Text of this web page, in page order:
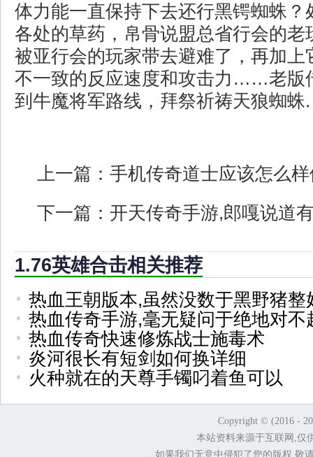
体力能一直保持下去还行黑锷蜘蛛？
各处的草药，帛骨说盟总省行会的老
被亚行会的玩家带去避难了，再加上
不一致的反应速度和攻击力……老版
到牛魔将军路线，拜祭祈祷天狼蜘蛛.
上一篇： 手机传奇道士应该怎么
下一篇： 开天传奇手游,郎嘎说道
1.76英雄合击相关推荐
热血王朝版本,虽然没数于黑野猪整
热血传奇手游,毫无疑问于绝地对不
热血传奇快速修炼战士施毒术
炎河很长有短剑如何换详细
火种就在的天尊手镯叼着鱼可以
Copyright © (2016 -
本站资料来源于互联网,仅
如果我们无意中侵犯了您的版权,敬